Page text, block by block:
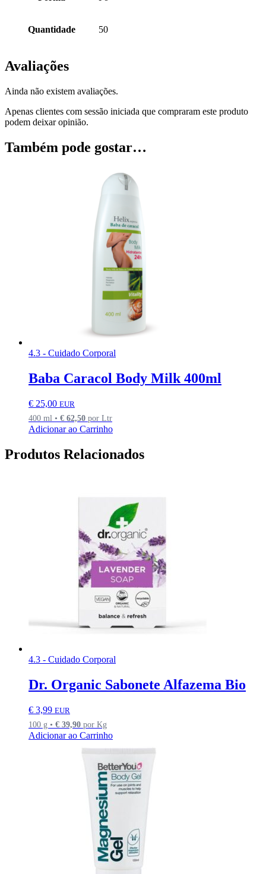
Quantidade 50
Avaliações
Ainda não existem avaliações.
Apenas clientes com sessão iniciada que compraram este produto
podem deixar opinião.
Também pode gostar…
4.3 - Cuidado Corporal
Baba Caracol Body Milk 400ml
€ 25,00 EUR
400 ml • € 62,50 por Ltr
Adicionar ao Carrinho
Produtos Relacionados
4.3 - Cuidado Corporal
Dr. Organic Sabonete Alfazema Bio
€ 3,99 EUR
100 g • € 39,90 por Kg
Adicionar ao Carrinho